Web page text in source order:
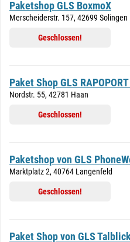
Paketshop GLS BoxmoX
Merscheiderstr. 157, 42699 Solingen
Geschlossen!
Paket Shop GLS
Nordstr. 55, 42781 Haan
Geschlossen!
Paketshop von GLS
Marktplatz 2, 40764 Langenfeld
Geschlossen!
Paket Shop von GLS